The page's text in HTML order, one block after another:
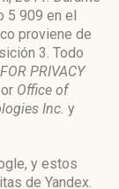
5 909 en el
proviene de
3. Todo
PRIVACY
Office of
Inc. y
y estos
de Yandex.